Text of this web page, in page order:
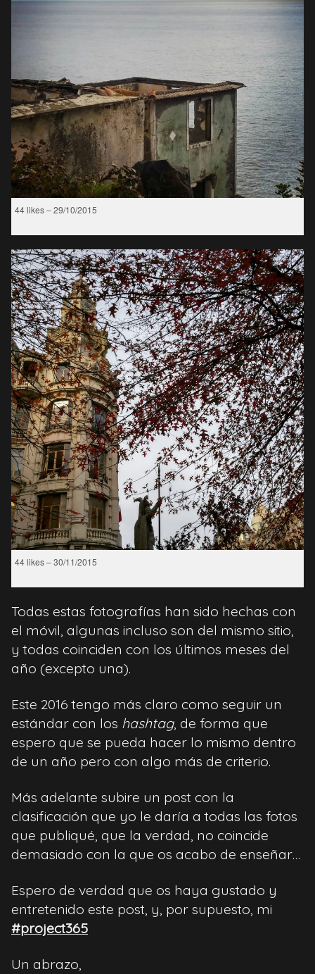
44 likes – 29/10/2015
44 likes – 30/11/2015
Todas estas fotografías han sido hechas con
el móvil, algunas incluso son del mismo sitio,
y todas coinciden con los últimos meses del
año (excepto una).
Este 2016 tengo más claro como seguir un
estándar con los hashtag, de forma que
espero que se pueda hacer lo mismo dentro
de un año pero con algo más de criterio.
Más adelante subire un post con la
clasificación que yo le daría a todas las fotos
que publiqué, que la verdad, no coincide
demasiado con la que os acabo de enseñar…
Espero de verdad que os haya gustado y
entretenido este post, y, por supuesto, mi
#project365
Un abrazo,